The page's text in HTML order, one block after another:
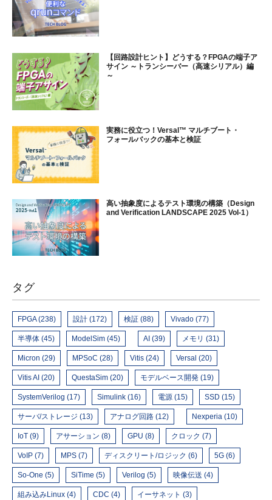
【回路設計ヒント】どうする？FPGAの端子ア
サイン ～トランシーバー（高速シリアル）編
～
実務に役立つ！Versal™ マルチブート・
フォールバックの基本と検証
高い抽象度によるテスト環境の構築（Design
and Verification LANDSCAPE 2025 Vol-1）
タグ
FPGA (238) 設計 (172) 検証 (88) Vivado (77)
半導体 (45) ModelSim (45) AI (39) メモリ (31)
Micron (29) MPSoC (28) Vitis (24) Versal (20)
Vitis AI (20) QuestaSim (20) モデルベース開発 (19)
SystemVerilog (17) Simulink (16) 電源 (15) SSD (15)
サーバ/ストレージ (13) アナログ回路 (12) Nexperia (10)
IoT (9) アサーション (8) GPU (8) クロック (7)
VoIP (7) MPS (7) ディスクリート/ロジック (6) 5G (6)
So-One (5) SiTime (5) Verilog (5) 映像伝送 (4)
組み込みLinux (4) CDC (4) イーサネット (3)